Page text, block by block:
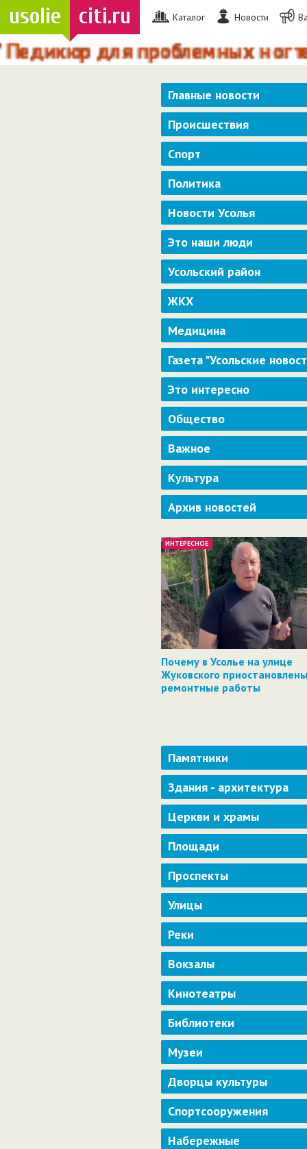
usolie citi.ru Каталог Новости
проблемных ногтей
Главные новости
Происшествия
Спорт
Политика
Новости Усолья
Это наши люди
Усольский район
ЖКХ
Медицина
Газета "Усольские
Это интересно
Общество
Важное
Культура
Архив новостей
ИНТЕРЕСНОЕ
Почему в Усолье на улице
Жуковского приостановлены
ремонтные работы
Памятники
Здания - архитектура
Церкви и храмы
Площади
Проспекты
Улицы
Реки
Вокзалы
Кинотеатры
Библиотеки
Музеи
Дворцы культуры
Спортсооружения
Набережные